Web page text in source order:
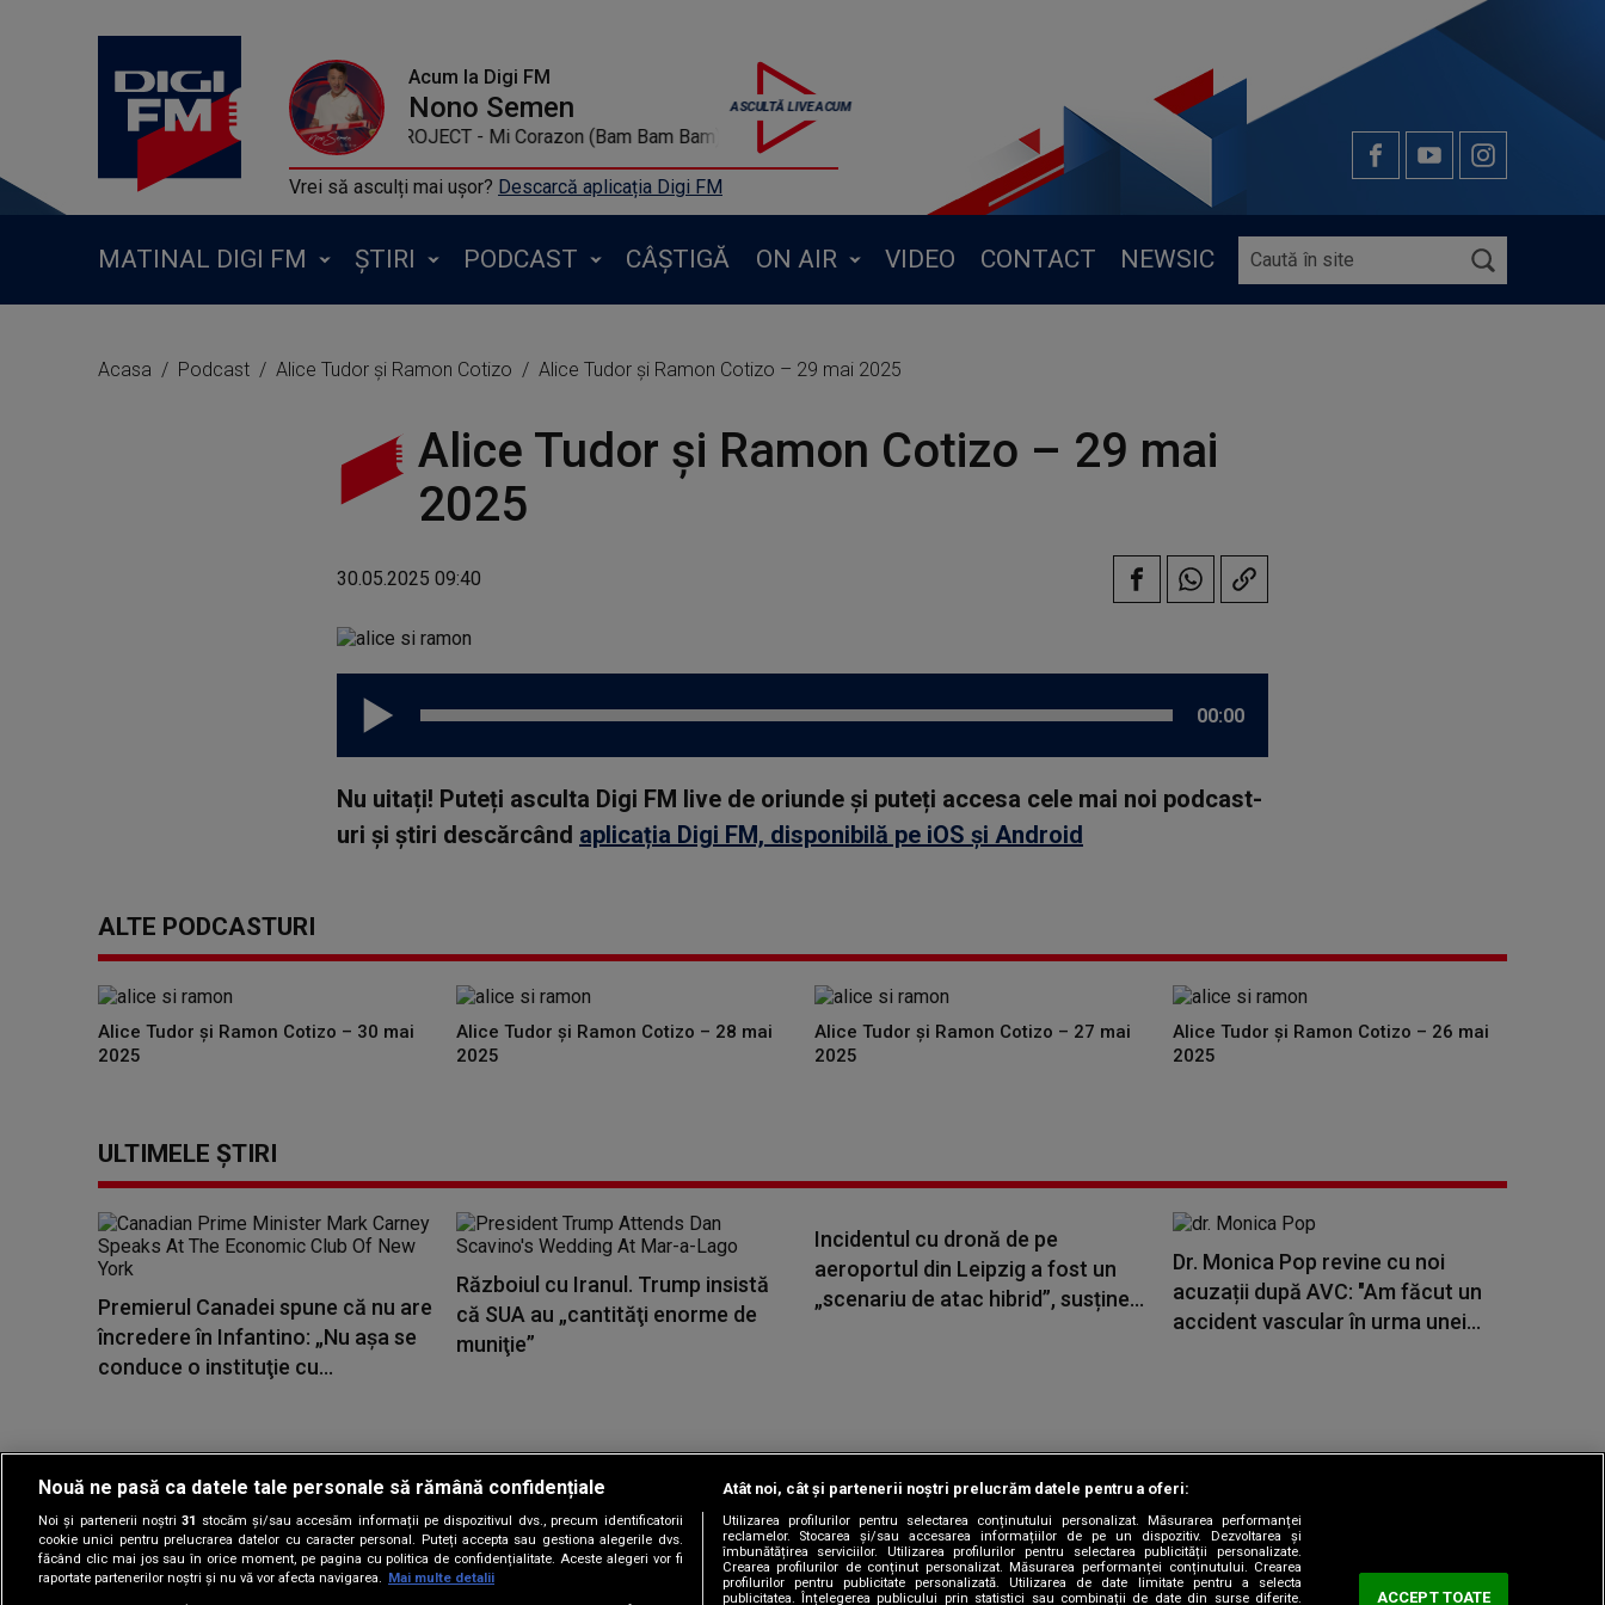
Acum la Digi FM
Nono Semen
29 FLY PROJECT - Mi Corazon (Bam Bam Bam) Digi Fm
Vrei să asculți mai ușor? Descarcă aplicația Digi FM
MATINAL DIGI FM ȘTIRI PODCAST CÂȘTIGĂ ON AIR VIDEO CONTACT NEWSIC
Acasa Podcast Alice Tudor și Ramon Cotizo Alice Tudor și Ramon Cotizo – 29 mai 2025
Alice Tudor și Ramon Cotizo – 29 mai
2025
30.05.2025 09:40
00:00
Nu uitați! Puteți asculta Digi FM live de oriunde și puteți accesa cele mai noi podcast-
uri și știri descărcând aplicația Digi FM, disponibilă pe iOS și Android
ALTE PODCASTURI
Alice Tudor și Ramon Cotizo – 30 mai
2025
Alice Tudor și Ramon Cotizo – 28 mai
2025
Alice Tudor și Ramon Cotizo – 27 mai
2025
Alice Tudor și Ramon Cotizo – 26 mai
2025
ULTIMELE ȘTIRI
Premierul Canadei spune că nu are
încredere în Infantino: „Nu aşa se
conduce o instituţie cu...
Războiul cu Iranul. Trump insistă
că SUA au „cantităţi enorme de
muniţie”
Incidentul cu dronă de pe
aeroportul din Leipzig a fost un
„scenariu de atac hibrid”, susține...
Dr. Monica Pop revine cu noi
acuzații după AVC: "Am făcut un
accident vascular în urma unei...
Copyright © 2026 / DIGI ROMANIA S.A.
Gestionați preferințele|Termeni și condiții |Politica de confidențialitate|Contact/Info| Codul etic|Sitemap
Nouă ne pasă ca datele tale personale să rămână confidențiale
Noi și partenerii noștri31 stocăm și/sau accesăm informații pe dispozitivul dvs., precum identificatorii
cookie unici pentru prelucrarea datelor cu caracter personal. Puteți accepta sau gestiona alegerile dvs.
făcând clic mai jos sau în orice moment, pe pagina cu politica de confidențialitate. Aceste alegeri vor fi
raportate partenerilor noștri și nu vă vor afecta navigarea. Mai multe detalii
Atât noi, cât și partenerii noștri prelucrăm datele pentru a oferi:
Utilizarea profilurilor pentru selectarea conținutului personalizat. Măsurarea performanței
reclamelor. Stocarea și/sau accesarea informațiilor de pe un dispozitiv. Dezvoltarea și
îmbunătățirea serviciilor. Utilizarea profilurilor pentru selectarea publicității personalizate.
Crearea profilurilor de conținut personalizat. Măsurarea performanței conținutului. Crearea
profilurilor pentru publicitate personalizată. Utilizarea de date limitate pentru a selecta
publicitatea. Înțelegerea publicului prin statistici sau combinații de date din surse diferite.
ACCEPT TOATE